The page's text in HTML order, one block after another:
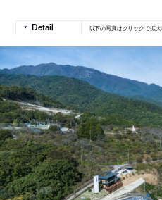
以下の写真はクリックで拡